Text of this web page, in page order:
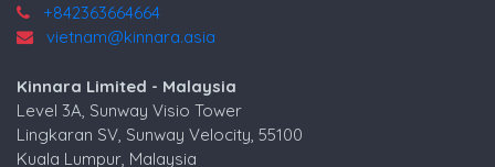
+842363664664
vietnam@kinnara.asia
Kinnara Limited - Malaysia
Level 3A, Sunway Visio Tower
Lingkaran SV, Sunway Velocity, 55100
Kuala Lumpur, Malaysia